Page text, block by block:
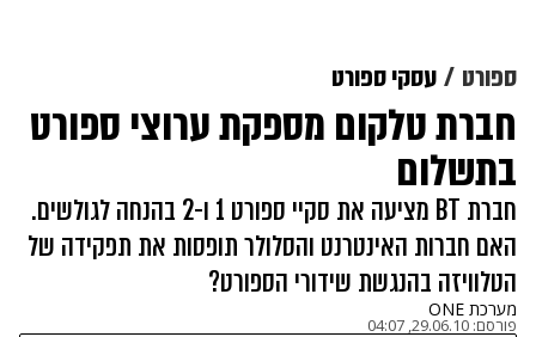
ספורט עסקי ספורט
חברת טלקום מספקת ערוצי ספורט
בתשלום
חברת BT מציעה את סקיי ספורט 1 ו-2 בהנחה לגולשים.
האם חברות האינטרנט והסלולר תופסות את תפקידה של
הטלוויזה בהנגשת שידורי הספורט?
מערכת ONE
פורסם: 29.06.10, 04:07